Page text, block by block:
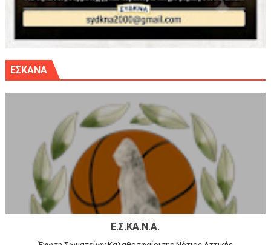
ΕΣΚΑΝΑ
Ε.Σ.ΚΑ.Ν.Α.